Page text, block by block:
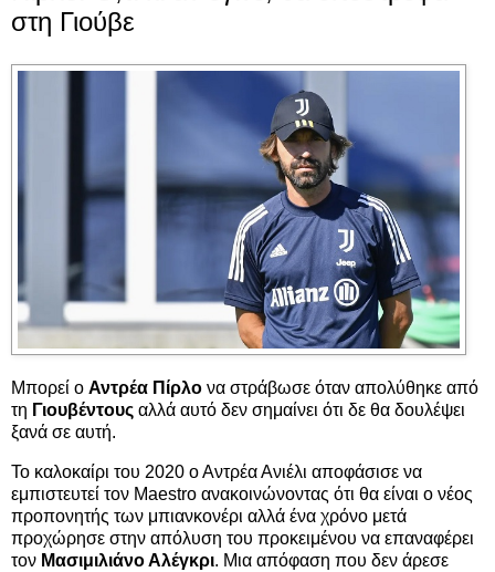
στη Γιούβε
Μπορεί ο Αντρέα Πίρλο να στράβωσε όταν απολύθηκε από
τη Γιουβέντους αλλά αυτό δεν σημαίνει ότι δε θα δουλέψει
ξανά σε αυτή.
Το καλοκαίρι του 2020 ο Αντρέα Ανιέλι αποφάσισε να
εμπιστευτεί τον Maestro ανακοινώνοντας ότι θα είναι ο νέος
προπονητής των μπιανκονέρι αλλά ένα χρόνο μετά
προχώρησε στην απόλυση του προκειμένου να επαναφέρει
τον Μασιμιλιάνο Αλέγκρι. Μια απόφαση που δεν άρεσε